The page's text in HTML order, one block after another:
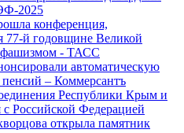
2025
конференция,
77-й годовщине Великой
- ТАСС
автоматическую
– Коммерсантъ
Республики Крым и
с Российской Федерацией
открыла памятник